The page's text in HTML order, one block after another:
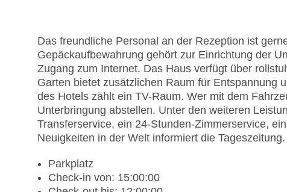
Das freundliche Personal an der Rezeption ist
Gepäckaufbewahrung gehört zur Einrichtung der
Zugang zum Internet. Das Haus verfügt über
Garten bietet zusätzlichen Raum für Entspannung
des Hotels zählt ein TV-Raum. Wer mit dem
Unterbringung abstellen. Unter den weiteren
Transferservice, ein 24-Stunden-Zimmerservice,
Neuigkeiten in der Welt informiert die Tageszeitung.
Parkplatz
Check-in von: 15:00:00